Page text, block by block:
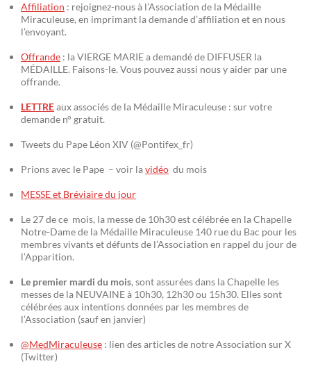
Affiliation : rejoignez-nous à l’Association de la Médaille
Miraculeuse, en imprimant la demande d’affiliation et en nous
l’envoyant.
Offrande : la VIERGE MARIE a demandé de DIFFUSER la
MÉDAILLE. Faisons-le. Vous pouvez aussi nous y aider par une
offrande.
LETTREaux associés de la Médaille Miraculeuse : sur votre
demande n° gratuit.
Tweets du Pape Léon XIV (@Pontifex_fr)
Prions avec le Pape – voir lavidéo du mois
MESSE et Bréviaire du jour
Le 27 de ce mois, la messe de 10h30 est célébrée en la Chapelle
Notre-Dame de la Médaille Miraculeuse 140 rue du Bac pour les
membres vivants et défunts de l’Association en rappel du jour de
l’Apparition.
Le premier mardi du mois, sont assurées dans la Chapelle les
messes de la NEUVAINE à 10h30, 12h30 ou 15h30. Elles sont
célébrées aux intentions données par les membres de
l’Association (sauf en janvier)
@MedMiraculeuse : lien des articles de notre Association sur X
(Twitter)